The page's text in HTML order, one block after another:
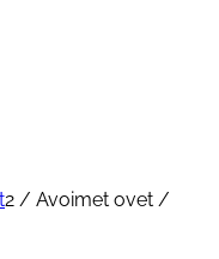
2 / Avoimet ovet /